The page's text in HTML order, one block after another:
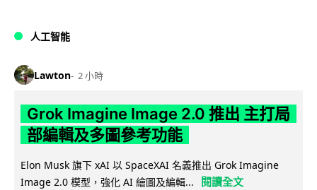
人工智能
Lawton 2 小時
Grok Imagine Image 2.0 推出 主打局
部編輯及多圖參考功能
Elon Musk 旗下 xAI 以 SpaceXAI 名義推出 Grok Imagine
Image 2.0 模型，強化 AI 繪圖及編輯...
閱讀全文